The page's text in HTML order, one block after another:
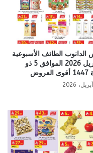
الطائف الأسبوعية
22 ابريل 2026 الموافق 5 ذو